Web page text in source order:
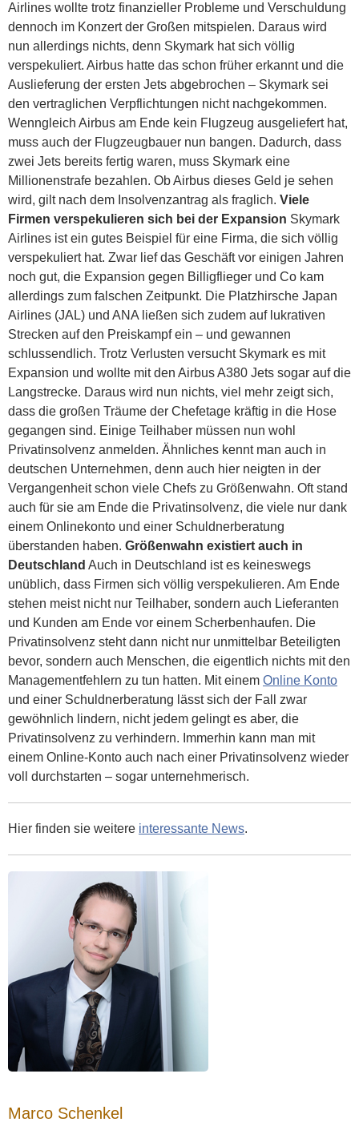
Airlines wollte trotz finanzieller Probleme und Verschuldung
dennoch im Konzert der Großen mitspielen. Daraus wird
nun allerdings nichts, denn Skymark hat sich völlig
verspekuliert. Airbus hatte das schon früher erkannt und die
Auslieferung der ersten Jets abgebrochen – Skymark sei
den vertraglichen Verpflichtungen nicht nachgekommen.
Wenngleich Airbus am Ende kein Flugzeug ausgeliefert hat,
muss auch der Flugzeugbauer nun bangen. Dadurch, dass
zwei Jets bereits fertig waren, muss Skymark eine
Millionenstrafe bezahlen. Ob Airbus dieses Geld je sehen
wird, gilt nach dem Insolvenzantrag als fraglich. Viele
Firmen verspekulieren sich bei der Expansion Skymark
Airlines ist ein gutes Beispiel für eine Firma, die sich völlig
verspekuliert hat. Zwar lief das Geschäft vor einigen Jahren
noch gut, die Expansion gegen Billigflieger und Co kam
allerdings zum falschen Zeitpunkt. Die Platzhirsche Japan
Airlines (JAL) und ANA ließen sich zudem auf lukrativen
Strecken auf den Preiskampf ein – und gewannen
schlussendlich. Trotz Verlusten versucht Skymark es mit
Expansion und wollte mit den Airbus A380 Jets sogar auf die
Langstrecke. Daraus wird nun nichts, viel mehr zeigt sich,
dass die großen Träume der Chefetage kräftig in die Hose
gegangen sind. Einige Teilhaber müssen nun wohl
Privatinsolvenz anmelden. Ähnliches kennt man auch in
deutschen Unternehmen, denn auch hier neigten in der
Vergangenheit schon viele Chefs zu Größenwahn. Oft stand
auch für sie am Ende die Privatinsolvenz, die viele nur dank
einem Onlinekonto und einer Schuldnerberatung
überstanden haben. Größenwahn existiert auch in
Deutschland Auch in Deutschland ist es keineswegs
unüblich, dass Firmen sich völlig verspekulieren. Am Ende
stehen meist nicht nur Teilhaber, sondern auch Lieferanten
und Kunden am Ende vor einem Scherbenhaufen. Die
Privatinsolvenz steht dann nicht nur unmittelbar Beteiligten
bevor, sondern auch Menschen, die eigentlich nichts mit den
Managementfehlern zu tun hatten. Mit einem Online Konto
und einer Schuldnerberatung lässt sich der Fall zwar
gewöhnlich lindern, nicht jedem gelingt es aber, die
Privatinsolvenz zu verhindern. Immerhin kann man mit
einem Online-Konto auch nach einer Privatinsolvenz wieder
voll durchstarten – sogar unternehmerisch.
Hier finden sie weitere interessante News.
Marco Schenkel